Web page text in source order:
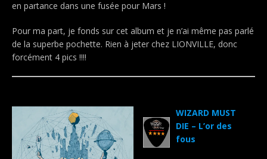
en partance dans une fusée pour Mars !
Pour ma part, je fonds sur cet album et je n’ai même pas parlé
de la superbe pochette. Rien à jeter chez LIONVILLE, donc
forcément 4 pics !!!!
WIZARD MUST
DIE – L’or des
fous